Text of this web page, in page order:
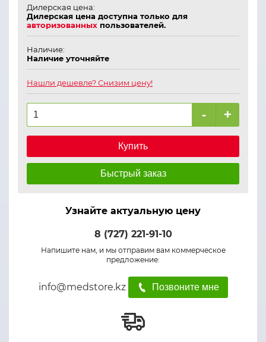
Дилерская цена:
Дилерская цена доступна только для
авторизованных пользователей.
Наличие:
Наличие уточняйте
Нашли дешевле? Снизим цену!
- +
Купить
Быстрый заказ
Узнайте актуальную цену
8 (727) 221-91-10
Напишите нам, и мы отправим вам коммерческое
предложение:
info@medstore.kz Позвоните мне